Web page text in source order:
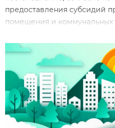
предоставления субсидий
помещения и коммунальных